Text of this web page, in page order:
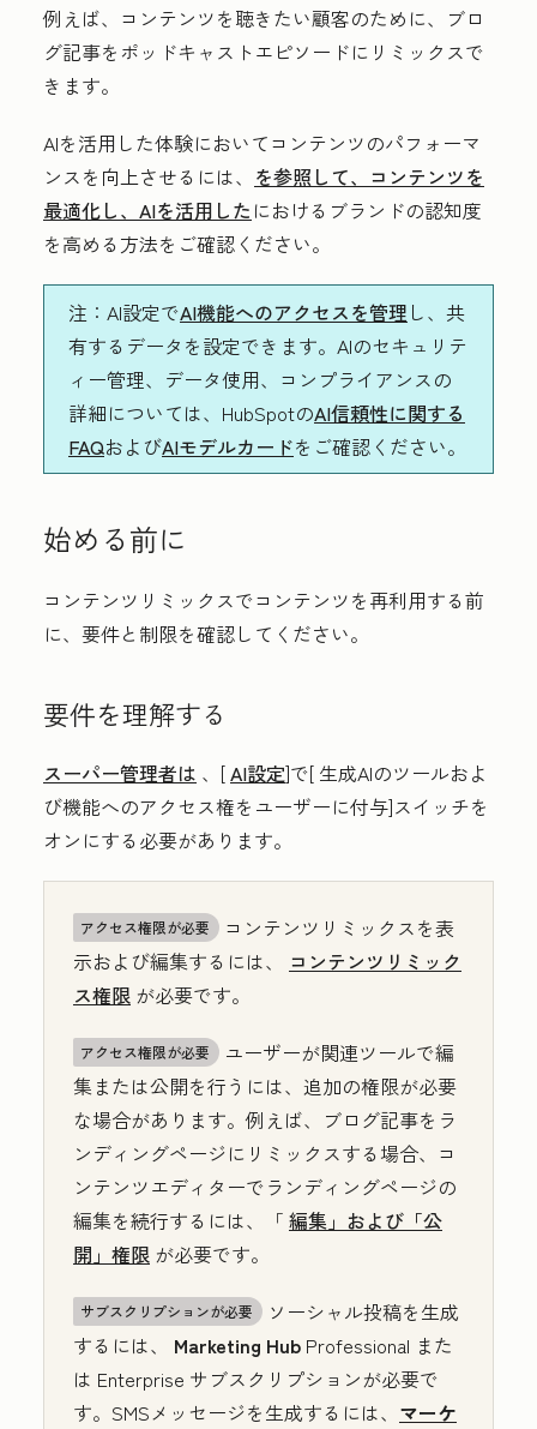
例えば、コンテンツを聴きたい顧客のために、ブロ
グ記事をポッドキャストエピソードにリミックスで
きます。
AIを活用した体験においてコンテンツのパフォーマ
ンスを向上させるには、 を参照して、コンテンツを
最適化し、AIを活用した におけるブランドの認知度
を高める方法をご確認ください。
注 ：AI設定でAI機能へのアクセスを管理 し、共
有するデータを設定できます。AIのセキュリテ
ィー管理、データ使用、コンプライアンスの
詳細については、HubSpotのAI信頼性に関する
FAQおよびAIモデルカードをご確認ください。
始める前に
コンテンツリミックスでコンテンツを再利用する前
に、要件と制限を確認してください。
要件を理解する
スーパー管理者は 、[AI設定]で[ 生成AIのツールおよ
び機能へのアクセス権をユーザーに付与]スイッチを
オンにする必要があります。
アクセス権限が必要
コンテンツリミックスを表
示および編集するには、 コンテンツリミック
ス権限 が必要です。
アクセス権限が必要
ユーザーが関連ツールで編
集または公開を行うには、追加の権限が必要
な場合があります。例えば、ブログ記事をラ
ンディングページにリミックスする場合、コ
ンテンツエディターでランディングページの
編集を続行するには、「 編集」および「公
開」権限 が必要です。
サブスクリプションが必要
ソーシャル投稿を生成
するには、 Marketing Hub Professional また
は Enterprise サブスクリプションが必要で
す。SMSメッセージを生成するには、 マーケ